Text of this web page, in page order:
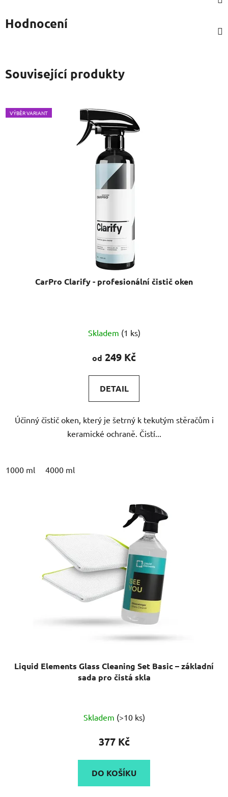
Hodnocení
Související produkty
VÝBĚR VARIANT
CarPro Clarify - profesionální čistič oken
Skladem (1 ks)
od 249 Kč
DETAIL
Účinný čistič oken, který je šetrný k tekutým stěračům i
keramické ochraně. Čistí...
1000 ml 4000 ml
Liquid Elements Glass Cleaning Set Basic – základní
sada pro čistá skla
Skladem (>10 ks)
377 Kč
DO KOŠÍKU